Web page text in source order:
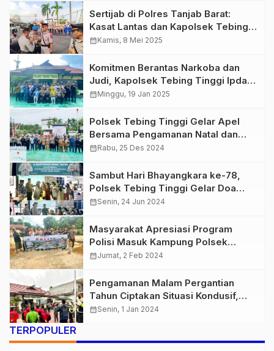
Sertijab di Polres Tanjab Barat:
Kasat Lantas dan Kapolsek Tebing
Tinggi Resmi Berganti
calendar_monthKamis, 8 Mei 2025
Komitmen Berantas Narkoba dan
Judi, Kapolsek Tebing Tinggi Ipda
Hans Kumpulkan 9 Kades dan Lurah
calendar_monthMinggu, 19 Jan 2025
Polsek Tebing Tinggi Gelar Apel
Bersama Pengamanan Natal dan
Tahun Baru 2025
calendar_monthRabu, 25 Des 2024
Sambut Hari Bhayangkara ke-78,
Polsek Tebing Tinggi Gelar Doa
Bersama dan Berikan Santunan ke
calendar_monthSenin, 24 Jun 2024
Masyarakat Apresiasi Program
Polisi Masuk Kampung Polsek
Tebing Tinggi
calendar_monthJumat, 2 Feb 2024
Pengamanan Malam Pergantian
Tahun Ciptakan Situasi Kondusif,
Kapolsek Tebing Tinggi Pimpin Apel
calendar_monthSenin, 1 Jan 2024
TERPOPULER